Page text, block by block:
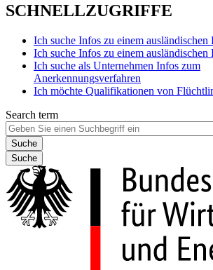
SCHNELLZUGRIFFE
Ich suche Infos zu einem ausländischen
Ich suche Infos zu einem
Ich suche als Unternehmen Infos zum
Anerkennungsverfahren
Ich möchte Qualifikationen von
Search term
Suche